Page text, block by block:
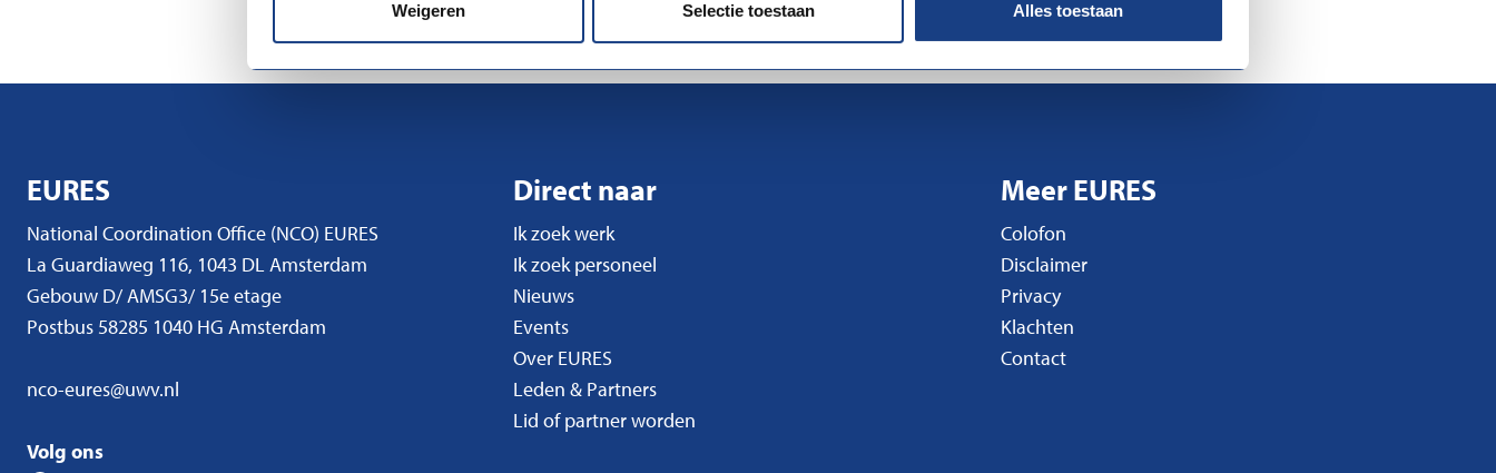
Weigeren Selectie toestaan Alles toestaan
EURES
National Coordination Office (NCO) EURES
La Guardiaweg 116, 1043 DL Amsterdam
Gebouw D/ AMSG3/ 15e etage
Postbus 58285 1040 HG Amsterdam
nco-eures@uwv.nl
Volg ons
Direct naar
Ik zoek werk
Ik zoek personeel
Nieuws
Events
Over EURES
Leden & Partners
Lid of partner worden
Meer EURES
Colofon
Disclaimer
Privacy
Klachten
Contact